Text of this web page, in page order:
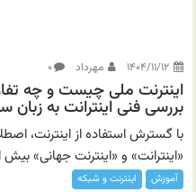
۱۴۰۴/۱۱/۱۲ مهرداد ۰
اینترنت ملی چیست و چه
بررسی فنی اینترانت به زبان
با گسترش استفاده از اینترنت،
«اینترانت» و «اینترنت جهانی»
آموزش اینترنت و شبکه